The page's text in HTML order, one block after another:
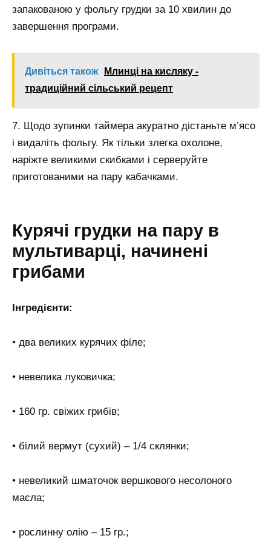
запакованою у фольгу грудки за 10 хвилин до
завершення програми.
Дивіться також
Млинці на кисляку -
традиційний сільський рецепт
7. Щодо зупинки таймера акуратно дістаньте м’ясо
і видаліть фольгу. Як тільки злегка охолоне,
наріжте великими скибками і серверуйте
приготованими на пару кабачками.
Курячі грудки на пару в
мультиварці, начинені
грибами
Інгредієнти:
• два великих курячих філе;
• невелика луковичка;
• 160 гр. свіжих грибів;
• білий вермут (сухий) – 1/4 склянки;
• невеликий шматочок вершкового несолоного
масла;
• рослинну олію – 15 гр.;